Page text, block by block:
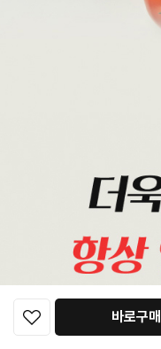
바로구매